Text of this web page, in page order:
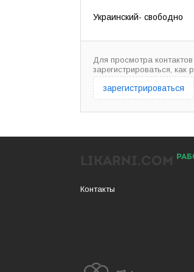
Украинский- свободно
Для просмотра
зарегистрироваться, как
зарегистрироваться
Контакты